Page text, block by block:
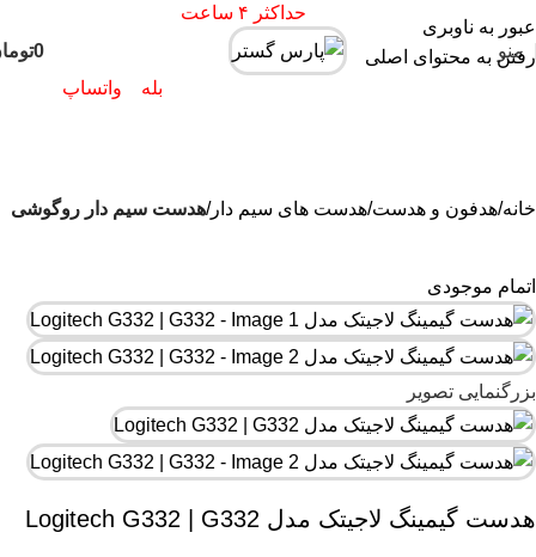
عبور به ناوبری
رفتن به محتوای اصلی
حداکثر ۴ ساعت
منو
0
بله واتساپ
خانه هدفون و هدست هدست های سیم دار هدست سیم دار روگوشی
اتمام موجودی
بزرگنمایی تصویر
هدست گیمینگ لاجیتک مدل Logitech G332 | G332